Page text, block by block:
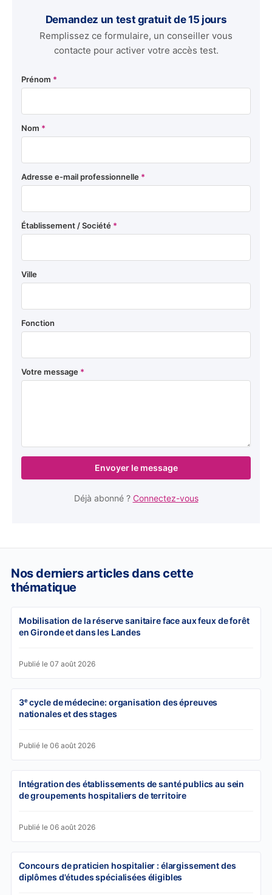
Demandez un test gratuit de 15 jours
Remplissez ce formulaire, un conseiller vous
contacte pour activer votre accès test.
Prénom *
Nom *
Adresse e-mail professionnelle *
Établissement / Société *
Ville
Fonction
Votre message *
Envoyer le message
Déjà abonné ? Connectez-vous
Nos derniers articles dans cette
thématique
Mobilisation de la réserve sanitaire face aux feux de forêt
en Gironde et dans les Landes
Publié le 07 août 2026
3ᵉ cycle de médecine: organisation des épreuves
nationales et des stages
Publié le 06 août 2026
Intégration des établissements de santé publics au sein
de groupements hospitaliers de territoire
Publié le 06 août 2026
Concours de praticien hospitalier : élargissement des
diplômes d'études spécialisées éligibles